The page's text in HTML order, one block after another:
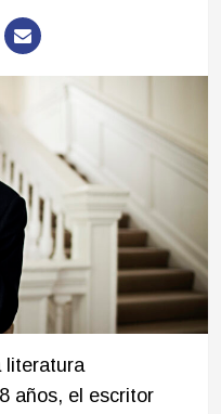
literatura
años, el escritor